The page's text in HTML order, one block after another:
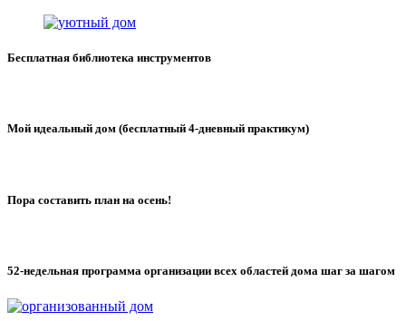
Бесплатная библиотека инструментов
Мой идеальный дом (бесплатный 4-дневный практикум)
Пора составить план на осень!
52-недельная программа организации всех областей дома шаг за шагом